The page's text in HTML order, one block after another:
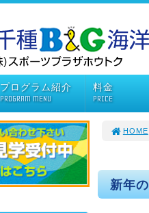
プログラム紹介
PROGRAM MENU
料金
PRICE
HOME
新年